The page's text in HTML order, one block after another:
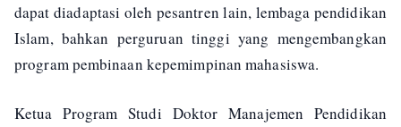
dapat diadaptasi oleh pesantren lain, lembaga pendidikan
Islam, bahkan perguruan tinggi yang mengembangkan
program pembinaan kepemimpinan mahasiswa.
Ketua Program Studi Doktor Manajemen Pendidikan